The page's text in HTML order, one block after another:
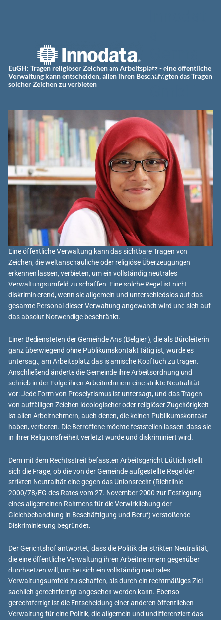
ny
EuGH: Tragen religiöser Zeichen am Arbeitsplatz - eine öffentliche
Verwaltung kann entscheiden, allen ihren Beschäftigten das Tragen
solcher Zeichen zu verbieten
Eine öffentliche Verwaltung kann das sichtbare Tragen von
Zeichen, die weltanschauliche oder religiöse Überzeugungen
erkennen lassen, verbieten, um ein vollständig neutrales
Verwaltungsumfeld zu schaffen. Eine solche Regel ist nicht
diskriminierend, wenn sie allgemein und unterschiedslos auf das
gesamte Personal dieser Verwaltung angewandt wird und sich auf
das absolut Notwendige beschränkt.
Einer Bediensteten der Gemeinde Ans (Belgien), die als Büroleiterin
ganz überwiegend ohne Publikumskontakt tätig ist, wurde es
untersagt, am Arbeitsplatz das islamische Kopftuch zu tragen.
Anschließend änderte die Gemeinde ihre Arbeitsordnung und
schrieb in der Folge ihren Arbeitnehmern eine strikte Neutralität
vor: Jede Form von Proselytismus ist untersagt, und das Tragen
von auffälligen Zeichen ideologischer oder religiöser Zugehörigkeit
ist allen Arbeitnehmern, auch denen, die keinen Publikumskontakt
haben, verboten. Die Betroffene möchte feststellen lassen, dass sie
in ihrer Religionsfreiheit verletzt wurde und diskriminiert wird.
Dem mit dem Rechtsstreit befassten Arbeitsgericht Lüttich stellt
sich die Frage, ob die von der Gemeinde aufgestellte Regel der
strikten Neutralität eine gegen das Unionsrecht (Richtlinie
2000/78/EG des Rates vom 27. November 2000 zur Festlegung
eines allgemeinen Rahmens für die Verwirklichung der
Gleichbehandlung in Beschäftigung und Beruf) verstoßende
Diskriminierung begründet.
Der Gerichtshof antwortet, dass die Politik der strikten Neutralität,
die eine öffentliche Verwaltung ihren Arbeitnehmern gegenüber
durchsetzen will, um bei sich ein vollständig neutrales
Verwaltungsumfeld zu schaffen, als durch ein rechtmäßiges Ziel
sachlich gerechtfertigt angesehen werden kann. Ebenso
gerechtfertigt ist die Entscheidung einer anderen öffentlichen
Verwaltung für eine Politik, die allgemein und undifferenziert das